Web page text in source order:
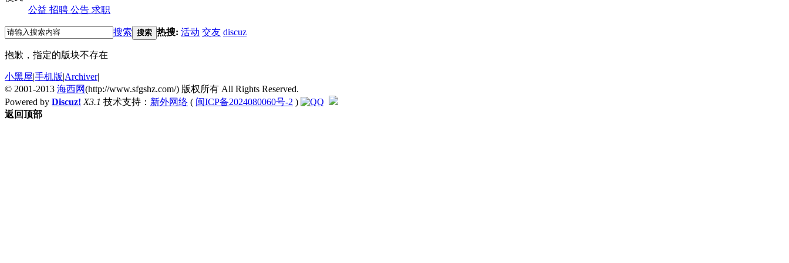
公益 招聘 公告 求职
搜索 搜索 热搜: 活动 交友 discuz
抱歉，指定的版块不存在
小黑屋|手机版|Archiver|
© 2001-2013 海西网(http://www.sfgshz.com/) 版权所有 All Rights Reserved.
Powered by Discuz! X3.1 技术支持： 新外网络 ( 闽ICP备2024080060号-2 )
返回顶部